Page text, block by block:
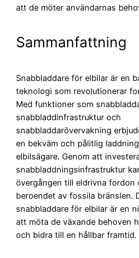
att de möter användarnas
Sammanfattning
Snabbladdare för elbilar är en
teknologi som revolutionerar
Med funktioner som
snabbladdinfrastruktur och
snabbladdarövervakning
en bekväm och pålitlig
elbilsägare. Genom att
snabbladdningsinfrastruktur
övergången till eldrivna fordon
beroendet av fossila bränslen.
snabbladdare för elbilar är en
att möta de växande behoven
och bidra till en hållbar framtid.